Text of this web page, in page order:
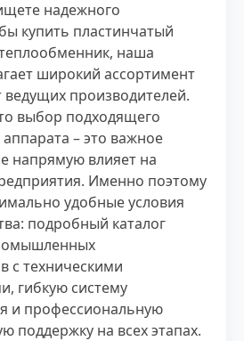
надежного
купить пластинчатый
наша
широкий ассортимент
производителей.
выбор подходящего
– это важное
напрямую влияет на
Именно поэтому
удобные условия
подробный каталог
с техническими
гибкую систему
и профессиональную
поддержку на всех этапах.